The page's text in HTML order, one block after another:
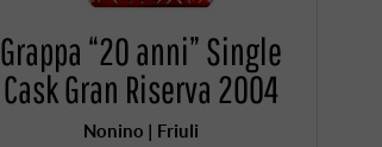
Grappa “20 anni” Single
Cask Gran Riserva 2004
Nonino | Friuli